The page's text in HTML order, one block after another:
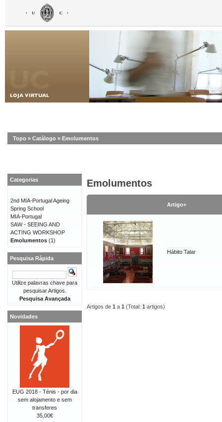
Topo » Catálogo » Emolumentos
Emolumentos
Artigo+
Hábito Talar
Artigos de 1 a 1 (Total: 1 artigos)
Categorias
2nd MIA-Portugal Ageing
Spring School
MIA-Portugal
SAW - SEEING AND
ACTING WORKSHOP
Emolumentos (1)
Pesquisa Rápida
Utilize palavras chave para
pesquisar Artigos.
Pesquisa Avançada
Novidades
EUG 2018 - Ténis - por dia
sem alojamento e sem
transferes
35,00€